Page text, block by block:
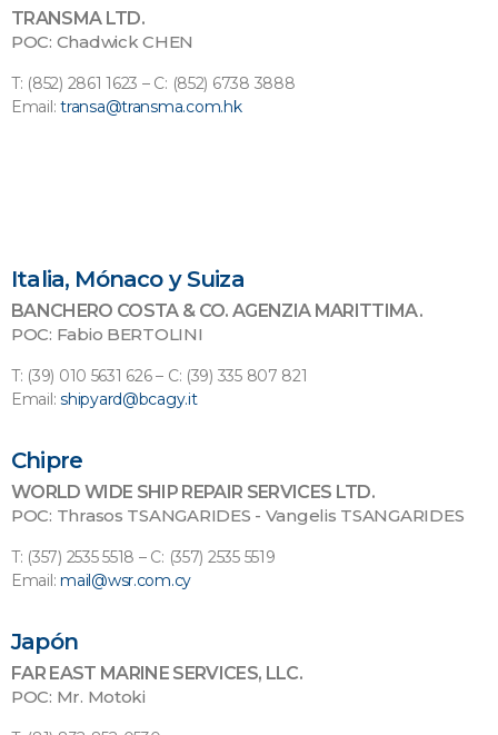
TRANSMA LTD.
POC: Chadwick CHEN
T: (852) 2861 1623 – C: (852) 6738 3888
Email:transa@transma.com.hk
Italia, Mónaco y Suiza
BANCHERO COSTA & CO. AGENZIA MARITTIMA.
POC: Fabio BERTOLINI
T: (39) 010 5631 626 – C: (39) 335 807 821
Email:shipyard@bcagy.it
Chipre
WORLD WIDE SHIP REPAIR SERVICES LTD.
POC: Thrasos TSANGARIDES - Vangelis TSANGARIDES
T: (357) 2535 5518 – C: (357) 2535 5519
Email:mail@wsr.com.cy
Japón
FAR EAST MARINE SERVICES, LLC.
POC: Mr. Motoki